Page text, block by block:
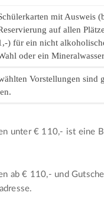
mit Ausweis
auf allen
) für ein nicht
oder ein Mineralwasser
Vorstellungen sind
unter € 110,- ist eine
ab € 110,- und